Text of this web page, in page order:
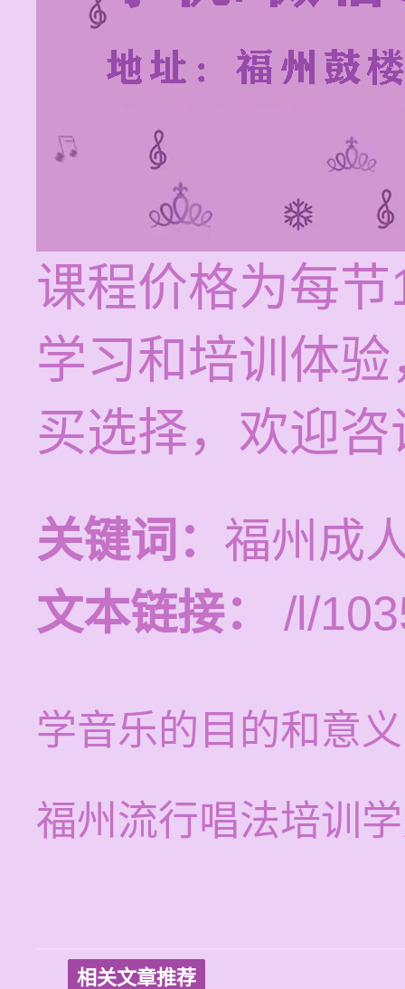
课程价格为每
学习和培训体
买选择，欢迎咨
关键词： 福州成
文本链接：
/l/
学音乐的目的和意义
福州流行唱法培训
相关文章推荐